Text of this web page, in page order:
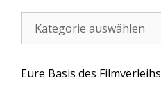
Eure Basis des Filmverleihs